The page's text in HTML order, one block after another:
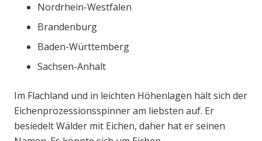
Nordrhein-Westfalen
Brandenburg
Baden-Württemberg
Sachsen-Anhalt
Im Flachland und in leichten Höhenlagen hält sich der
Eichenprozessionsspinner am liebsten auf. Er
besiedelt Wälder mit Eichen, daher hat er seinen